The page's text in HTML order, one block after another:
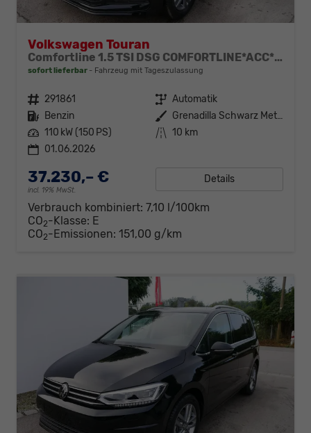
Volkswagen Touran
Comfortline 1.5 TSI DSG COMFORTLINE*ACC*LED*PDC*KAMERA*NAVI*SHZ* 7-SITZER 17-ZOLL
sofort lieferbar Fahrzeug mit Tageszulassung
Fahrzeugnr. 291861 Getriebe Automatik
Kraftstoff Benzin Außenfarbe
Grenadilla Schwarz Metallic
Leistung 110 kW (150 PS) Kilometerstand 10 km
01.06.2026
37.230,– €
incl. 19% MwSt.
Details
Verbrauch kombiniert: 7,10 l/100km
CO2-Klasse: E
CO2-Emissionen: 151,00 g/km